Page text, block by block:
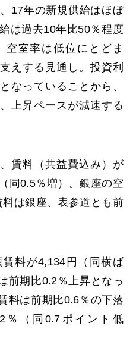
17年の新規供給はほぼ
は過去10年比50％程度
空室率は低位にとどま
えする見通し。投資利
なっていることから、
上昇ペースが減速する
賃料（共益費込み）が
同0.5％増）。銀座の空
は銀座、表参道とも前
料が4,134円（同横ば
前期比0.2％上昇となっ
料は前期比0.6％の下落
％（同0.7ポイント低